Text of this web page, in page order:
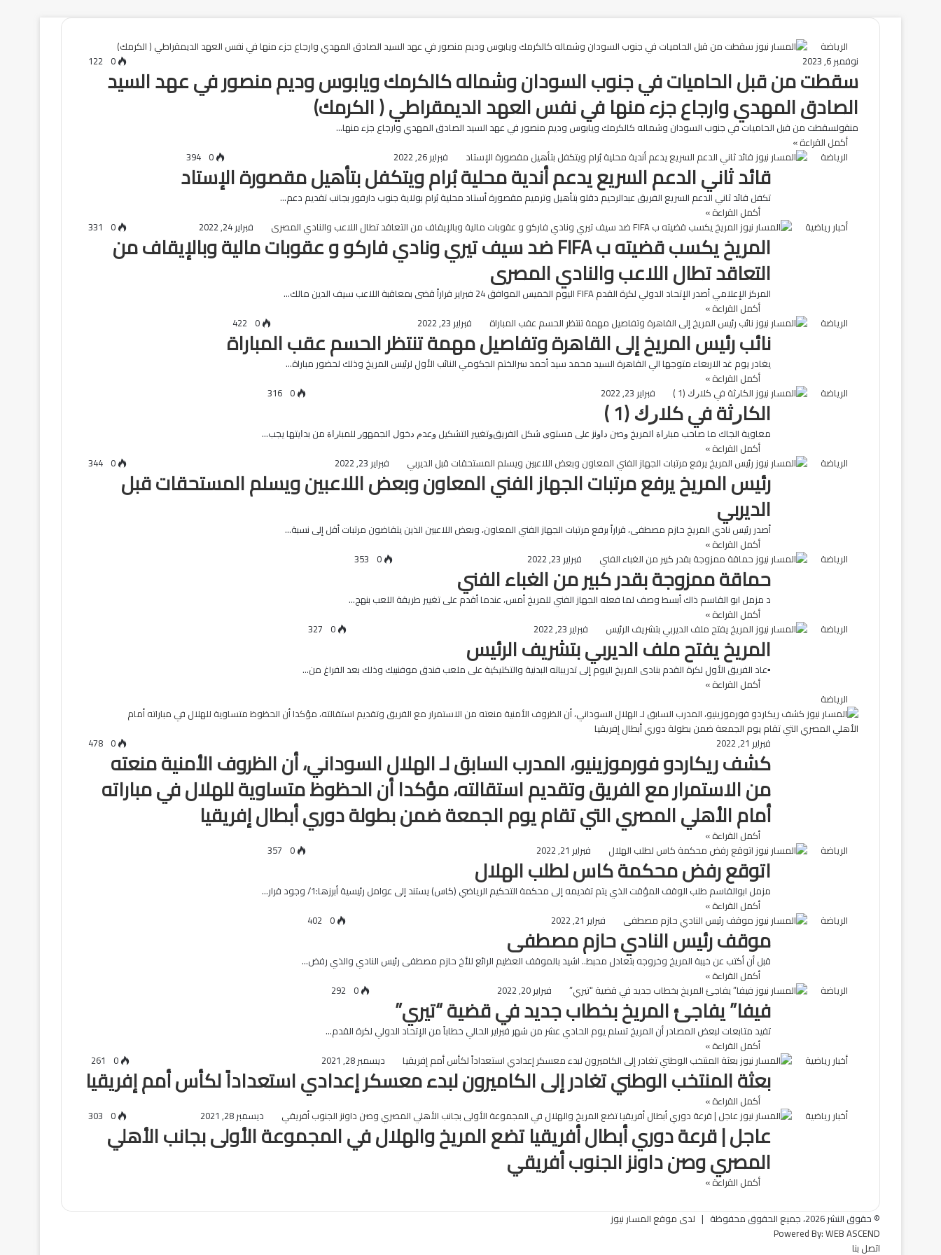
الرياضة
نوفمبر 6, 2023
0
سقطت من قبل الحاميات في جنوب السودان وشماله كالكرمك ويابوس وديم منصور في عهد السيد
الصادق المهدي وارجاع جزء منها في نفس العهد الديمقراطي ( الكرمك)
منقولسقطت من قبل الحاميات في جنوب السودان وشماله كالكرمك ويابوس وديم منصور في عهد السيد الصادق المهدي وارجاع جزء منها…
أكمل القراءة »
الرياضة
فبراير 26, 2022 0
قائد ثاني الدعم السريع يدعم أندية محلية بُرام ويتكفل بتأهيل مقصورة الإستاد
تكفل قائد ثاني الدعم السريع الفريق عبدالرحيم دقلو بتأهيل وترميم مقصورة أستاد محلية بُرام بولاية جنوب دارفور بجانب تقديم دعم…
أكمل القراءة »
أخبار رياضية
فبراير 24, 2022 0
المريخ يكسب قضيته ب FIFA ضد سيف تيري ونادي فاركو و عقوبات مالية وبالإيقاف من
التعاقد تطال اللاعب والنادي المصرى
المركز الإعلامي أصدر الإتحاد الدولي لكرة القدم FIFA اليوم الخميس الموافق 24 فبراير قراراً قضى بمعاقبة اللاعب سيف الدين مالك…
أكمل القراءة »
الرياضة
فبراير 23, 2022 0
نائب رئيس المريخ إلى القاهرة وتفاصيل مهمة تنتظر الحسم عقب المباراة
يغادر يوم غد الاربعاء متوجها الي القاهرة السيد محمد سيد أحمد سرالختم الجكومي النائب الأول لرئيس المريخ وذلك لحضور مباراة…
أكمل القراءة »
الرياضة
فبراير 23, 2022 0
اﻟﻜﺎﺭﺛﺔ ﻓﻲ ﻛﻼﺭﻙ ‏(1 ‏)
معاوية الجاك ﻣﺎ ﺻﺎﺣﺐ ﻣﺒﺎﺭﺍﺓ ﺍﻟﻤﺮﻳﺦ ﻭﺻﻦ ﺩﺍﻭﻧﺰ ﻋﻠﻰ ﻣﺴﺘﻮﻯ ﺷﻜﻞ ﺍﻟﻔﺮﻳﻖﻭﺗﻐﻴﻴﺮ ﺍﻟﺘﺸﻜﻴﻞ ﻭﻋﺪﻡ ﺩﺧﻮﻝ ﺍﻟﺠﻤﻬﻮﺭ ﻟﻠﻤﺒﺎﺭﺍﺓ ﻣﻦ ﺑﺪﺍﻳﺘﻬﺎ ﻳﺠﺐ…
أكمل القراءة »
الرياضة
فبراير 23, 2022 0
رئيس المريخ يرفع مرتبات الجهاز الفني المعاون وبعض اللاعبين ويسلم المستحقات قبل
الديربي
أصدر رئيس نادي المريخ حازم مصطفى، قراراً برفع مرتبات الجهاز الفني المعاون، وبعض اللاعبين الذين يتقاضون مرتبات أقل إلى نسبة…
أكمل القراءة »
الرياضة
فبراير 23, 2022 0
حماقة ممزوجة بقدر كبير من الغباء الفني
د مزمل ابو القاسم ذاك أبسط وصف لما فعله الجهاز الفني للمريخ أمس، عندما أقدم على تغيير طريقة اللعب بنهج…
أكمل القراءة »
الرياضة
فبراير 23, 2022 0
المريخ يفتح ملف الديربي بتشريف الرئيس
▪️عاد الفريق الأول لكرة القدم بنادى المريخ اليوم إلى تدريباته البدنية والتكتيكية على ملعب فندق موفنبيك وذلك بعد الفراغ من…
أكمل القراءة »
الرياضة
فبراير 21, 2022 0
كشف ريكاردو فورموزينيو، المدرب السابق لـ الهلال السوداني، أن الظروف الأمنية منعته
من الاستمرار مع الفريق وتقديم استقالته، مؤكدا أن الحظوظ متساوية للهلال في مباراته
أمام الأهلي المصري التي تقام يوم الجمعة ضمن بطولة دوري أبطال إفريقيا
أكمل القراءة »
الرياضة
فبراير 21, 2022 0
اتوقع رفض محكمة كاس لطلب الهلال
مزمل ابوالقاسم طلب الوقف المؤقت الذي يتم تقديمه إلى محكمة التحكيم الرياضي (كاس) يستند إلى عوامل رئيسية أبرزها:1/ وجود قرار…
أكمل القراءة »
الرياضة
فبراير 21, 2022 0
موقف رئيس النادي حازم مصطفى
قبل أن أكتب عن خيبة المريخ وخروجه بتعادل محبط.. اشيد بالموقف العظيم الرائع للأخ حازم مصطفى رئيس النادي والذي رفض…
أكمل القراءة »
الرياضة
فبراير 20, 2022 0
فيفا” يفاجئ المريخ بخطاب جديد في قضية “تيري”
تفيد متابعات لبعض المصادر أن المريخ تسلم يوم الحادي عشر من شهر فبراير الحالي خطاباً من الإتحاد الدولي لكرة القدم…
أكمل القراءة »
أخبار رياضية
ديسمبر 28, 2021 0
بعثة المنتخب الوطني تغادر إلى الكاميرون لبدء معسكر إعدادي استعداداً لكأس أمم إفريقيا
أكمل القراءة »
أخبار رياضية
ديسمبر 28, 2021 0
عاجل | قرعة دوري أبطال أفريقيا تضع المريخ والهلال في المجموعة الأولى بجانب الأهلي
المصري وصن داونز الجنوب أفريقي
أكمل القراءة »
© حقوق النشر 2026، جميع الحقوق محفوظة |
لدى موقع المسار نيوز
Powered By:WEB ASCEND
اتصل بنا